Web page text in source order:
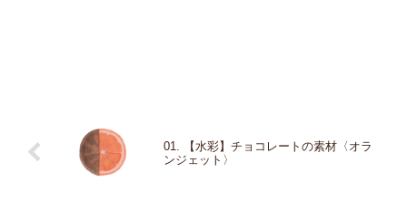
01. 【水彩】チョコレートの素材〈オラ
ンジェット〉